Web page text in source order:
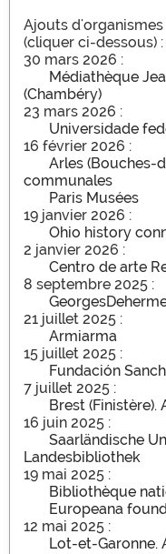
Ajouts
(cliquer ci-dessous) :
30 mars 2026 :
Médiathèque
(Chambéry)
23 mars 2026 :
Universidade
16 février 2026 :
Arles (Bouches-
communales
Paris Musées
19 janvier 2026 :
Ohio history
2 janvier 2026 :
Centro de arte
8 septembre 2025 :
21 juillet 2025 :
Armiarma
15 juillet 2025 :
‌Fundación
7 juillet 2025 :
‌Brest
16 juin 2025 :
Saarländische
Landesbibliothek
19 mai 2025 :
Bibliothèque
Europeana
12 mai 2025 :
Lot-et-Garonne.